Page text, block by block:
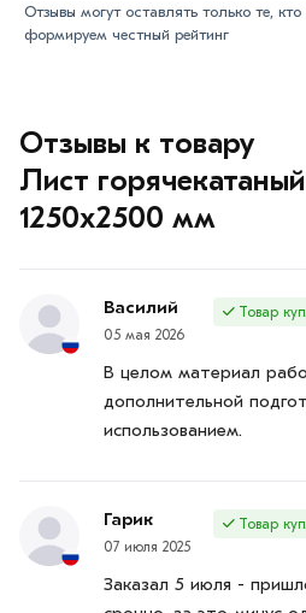
Отзывы к товару
Лист
1250х2500 мм
Василий
05 мая 2026
Товар
В целом материал
дополнительной
использованием.
Гарик
07 июля 2025
Товар
Заказал 5 июля -
Отзывы могут оставлять только те,
формируем честный рейтинг